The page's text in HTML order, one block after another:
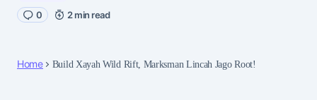
0 2 min read
Home Build Xayah Wild Rift, Marksman Lincah Jago Root!